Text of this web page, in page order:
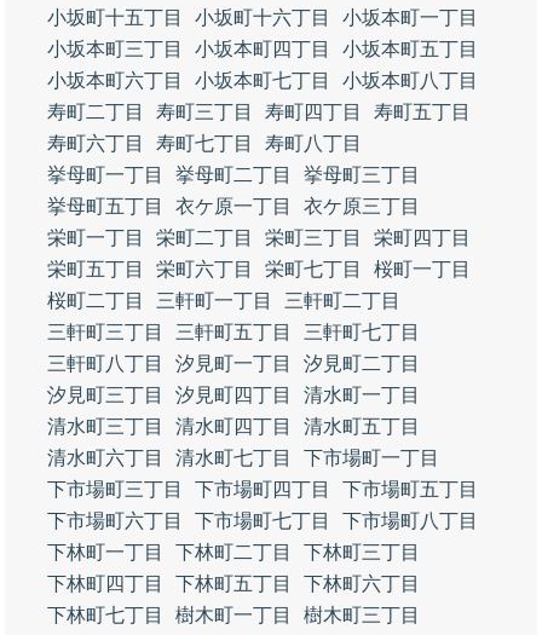
小坂町十五丁目
小坂町十六丁目
小坂本町一丁目
小坂本町三丁目
小坂本町四丁目
小坂本町五丁目
小坂本町六丁目
小坂本町七丁目
小坂本町八丁目
寿町二丁目
寿町三丁目 寿町四丁目
寿町五丁目
寿町六丁目
寿町七丁目
寿町八丁目
挙母町一丁目
挙母町二丁目
挙母町三丁目
挙母町五丁目
衣ケ原一丁目
衣ケ原三丁目
栄町一丁目
栄町二丁目 栄町三丁目
栄町四丁目
栄町五丁目
栄町六丁目 栄町七丁目
桜町一丁目
桜町二丁目
三軒町一丁目
三軒町二丁目
三軒町三丁目
三軒町五丁目
三軒町七丁目
三軒町八丁目
汐見町一丁目
汐見町二丁目
汐見町三丁目
汐見町四丁目
清水町一丁目
清水町三丁目
清水町四丁目
清水町五丁目
清水町六丁目
清水町七丁目
下市場町一丁目
下市場町三丁目
下市場町四丁目
下市場町五丁目
下市場町六丁目
下市場町七丁目
下市場町八丁目
下林町一丁目
下林町二丁目
下林町三丁目
下林町四丁目
下林町五丁目
下林町六丁目
下林町七丁目
樹木町一丁目
樹木町三丁目